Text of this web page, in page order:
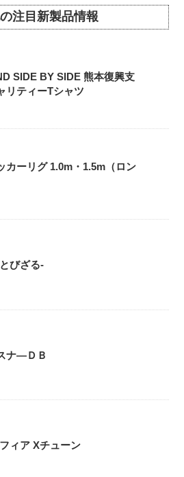
注目新製品情報
SIDE BY SIDE 熊本復興支
リティーTシャツ
カーリグ 1.0m・1.5m（ロン
びざる-
ナ―ＤＢ
フィア Xチューン